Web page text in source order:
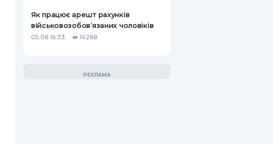
Як працює арешт рахунків
військовозобов’язаних чоловіків
05.08 16:33 14288